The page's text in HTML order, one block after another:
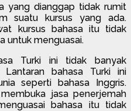
yang dianggap tidak rumit
suatu kursus yang ada.
kursus bahasa itu tidak
untuk menguasai.
Turki ini tidak banyak
Lantaran bahasa Turki ini
seperti bahasa Inggris.
jasa penerjemah
bahasa itu tidak